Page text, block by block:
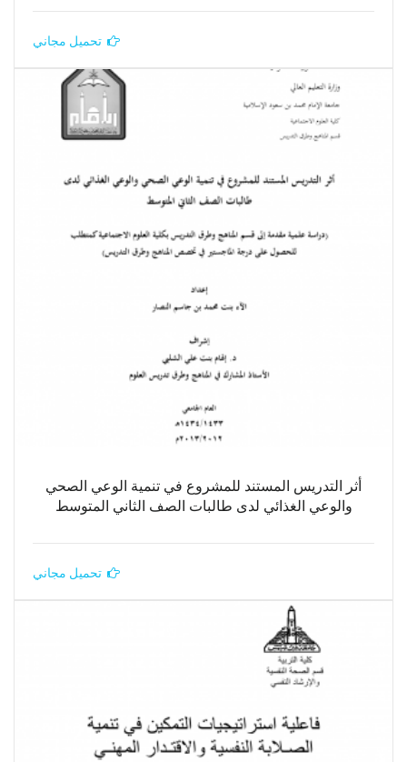
تحميل مجاني
أثر التدريس المستند للمشروع في تنمية الوعي الصحي
والوعي الغذائي لدى طالبات الصف الثاني المتوسط
تحميل مجاني